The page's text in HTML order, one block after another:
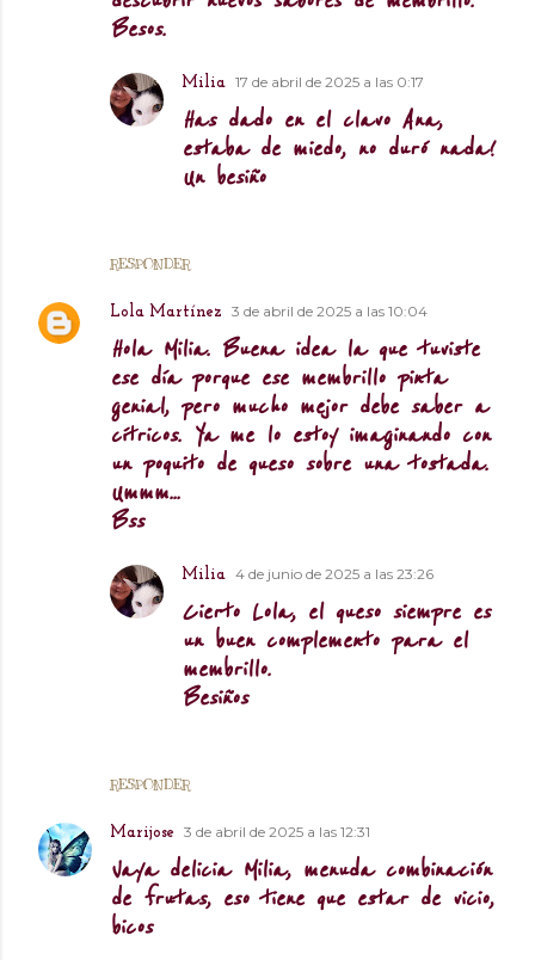
Besos.
RESPONDER
Milia 17 de abril de 2025 a las 0:17
Has dado en el clavo Ana,
estaba de miedo, no duró nada!
Un besiño
Lola Martínez 3 de abril de 2025 a las 10:04
Hola Milia. Buena idea la que tuviste
ese día porque ese membrillo pinta
genial, pero mucho mejor debe saber a
cítricos. Ya me lo estoy imaginando con
un poquito de queso sobre una tostada.
Ummm...
Bss
RESPONDER
Milia 4 de junio de 2025 a las 23:26
Cierto Lola, el queso siempre es
un buen complemento para el
membrillo.
Besiños
Marijose 3 de abril de 2025 a las 12:31
Vaya delicia Milia, menuda combinación
de frutas, eso tiene que estar de vicio,
bicos